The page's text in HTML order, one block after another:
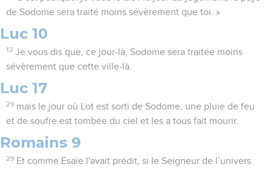
de Sodome sera traité moins sévèrement que toi. »
Luc 10
12 Je vous dis que, ce jour-là, Sodome sera traitée moins
sévèrement que cette ville-là.
Luc 17
29 mais le jour où Lot est sorti de Sodome, une pluie de feu
et de soufre est tombée du ciel et les a tous fait mourir.
Romains 9
29 Et comme Esaïe l'avait prédit, si le Seigneur de l’univers